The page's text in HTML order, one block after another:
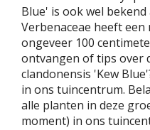
Blue' is ook wel
Verbenaceae heeft
ongeveer 100
ontvangen of tips over
clandonensis 'Kew
in ons tuincentrum.
alle planten in deze
moment) in ons